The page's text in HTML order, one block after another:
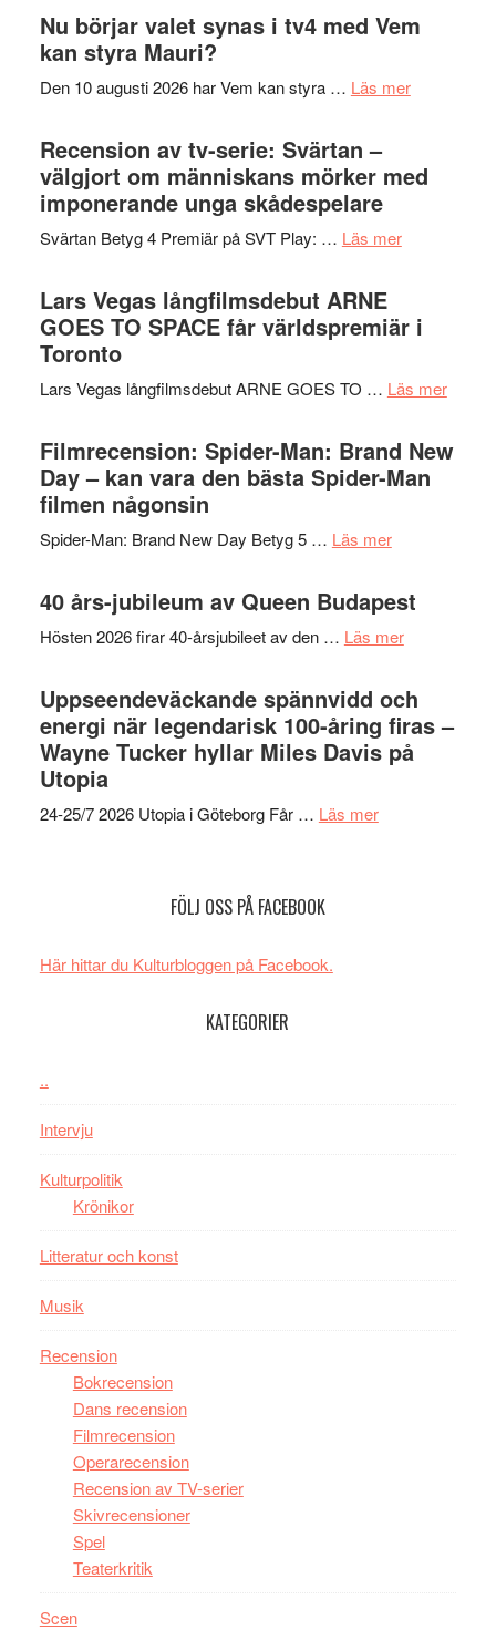
och
Shadow
Edge
och
en
i
Nu börjar valet synas i tv4 med Vem
kan styra Mauri?
Den 10 augusti 2026 har Vem kan styra … Läs merom
valet
synas
kan
Recension av tv-serie: Svärtan –
välgjort om människans mörker med
imponerande unga skådespelare
Svärtan Betyg 4 Premiär på SVT Play: … Läs merom
tv-
serie:
–
om
människans
Lars Vegas långfilmsdebut ARNE
GOES TO SPACE får världspremiär i
Toronto
Lars Vegas långfilmsdebut ARNE GOES TO … Läs merom
Filmrecension: Spider-Man: Brand New
Day – kan vara den bästa Spider-Man
filmen någonsin
Spider-Man: Brand New Day Betyg 5 … Läs merom
Spider-
Man:
Brand
Day
–
kan
40 års-jubileum av Queen Budapest
Hösten 2026 firar 40-årsjubileet av den … Läs merom
års-
jubileum
av
Queen
Uppseendeväckande spännvidd och
energi när legendarisk 100-åring firas –
Wayne Tucker hyllar Miles Davis på
Utopia
24-25/7 2026 Utopia i Göteborg Får … Läs merom
FÖLJ OSS PÅ FACEBOOK
Här hittar du Kulturbloggen på Facebook.
KATEGORIER
..
Intervju
Kulturpolitik
Krönikor
Litteratur och konst
Musik
Recension
Bokrecension
Dans recension
Filmrecension
Operarecension
Recension av TV-serier
Skivrecensioner
Spel
Teaterkritik
Scen